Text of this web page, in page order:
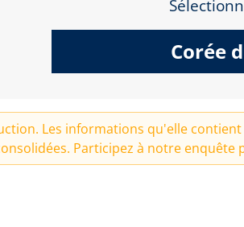
Corée
Les informations qu'elle
Participez à notre enquête